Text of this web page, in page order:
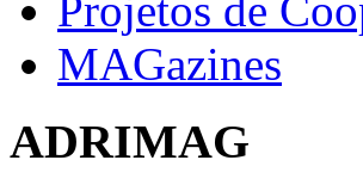
Projetos de
MAGazines
ADRIMAG